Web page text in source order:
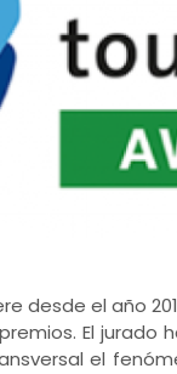
desde el año
El
el